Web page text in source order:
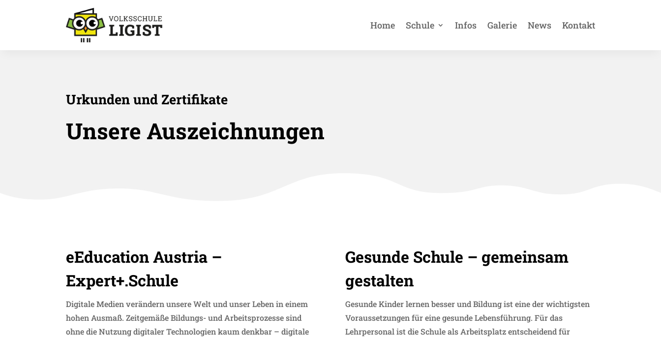
Home Schule Infos Galerie News Kontakt
Urkunden und Zertifikate
Unsere Aus­zeichnungen
eEducation Austria –
Expert+.Schule
Digitale Medien verändern unsere Welt und unser Leben in einem
hohen Ausmaß. Zeitgemäße Bildungs- und Arbeitsprozesse sind
ohne die Nutzung digitaler Technologien kaum denkbar – digitale
Gesunde Schule – gemeinsam
gestalten
Gesunde Kinder lernen besser und Bildung ist eine der wichtigsten
Voraussetzungen für eine gesunde Lebensführung. Für das
Lehrpersonal ist die Schule als Arbeitsplatz entscheidend für